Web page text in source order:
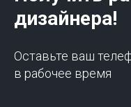
дизайнера!
Оставьте ваш
в рабочее время